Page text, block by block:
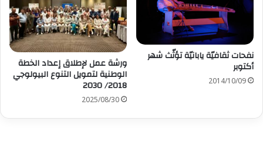
نفحات ثقافيّة يابانيّة تؤثّث شهر
أكتوبر
2014/10/09
ورشة عمل لإطلاق إعداد الخطة
الوطنية لتمويل التنوع البيولوجي
2018/ 2030
2025/08/30